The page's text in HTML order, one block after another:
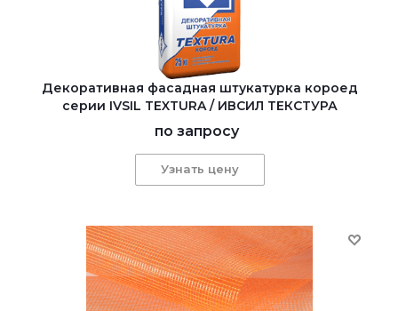
Декоративная фасадная штукатурка короед
серии IVSIL TEXTURA / ИВСИЛ ТЕКСТУРА
по запросу
Узнать цену